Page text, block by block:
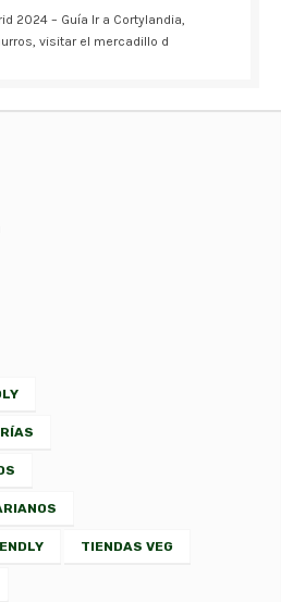
2024 – Guía Ir a Cortylandia,
visitar el mercadillo d
TIENDAS VEG